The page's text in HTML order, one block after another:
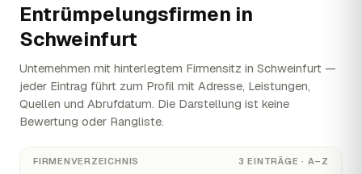
Entrümpelungsfirmen in
Schweinfurt
Unternehmen mit hinterlegtem Firmensitz in Schweinfurt —
jeder Eintrag führt zum Profil mit Adresse, Leistungen,
Quellen und Abrufdatum. Die Darstellung ist keine
Bewertung oder Rangliste.
FIRMENVERZEICHNIS 3 EINTRÄGE · A–Z